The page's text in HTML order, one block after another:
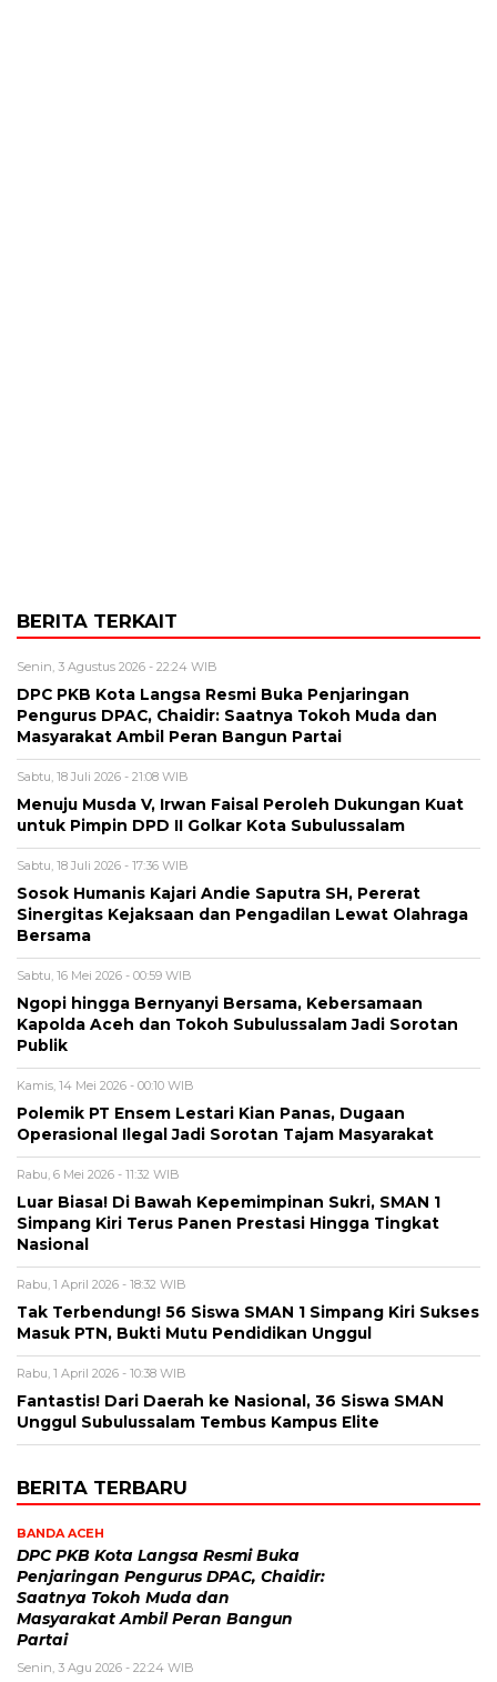
BERITA TERKAIT
Senin, 3 Agustus 2026 - 22:24 WIB
DPC PKB Kota Langsa Resmi Buka Penjaringan
Pengurus DPAC, Chaidir: Saatnya Tokoh Muda dan
Masyarakat Ambil Peran Bangun Partai
Sabtu, 18 Juli 2026 - 21:08 WIB
Menuju Musda V, Irwan Faisal Peroleh Dukungan Kuat
untuk Pimpin DPD II Golkar Kota Subulussalam
Sabtu, 18 Juli 2026 - 17:36 WIB
Sosok Humanis Kajari Andie Saputra SH, Pererat
Sinergitas Kejaksaan dan Pengadilan Lewat Olahraga
Bersama
Sabtu, 16 Mei 2026 - 00:59 WIB
Ngopi hingga Bernyanyi Bersama, Kebersamaan
Kapolda Aceh dan Tokoh Subulussalam Jadi Sorotan
Publik
Kamis, 14 Mei 2026 - 00:10 WIB
Polemik PT Ensem Lestari Kian Panas, Dugaan
Operasional Ilegal Jadi Sorotan Tajam Masyarakat
Rabu, 6 Mei 2026 - 11:32 WIB
Luar Biasa! Di Bawah Kepemimpinan Sukri, SMAN 1
Simpang Kiri Terus Panen Prestasi Hingga Tingkat
Nasional
Rabu, 1 April 2026 - 18:32 WIB
Tak Terbendung! 56 Siswa SMAN 1 Simpang Kiri Sukses
Masuk PTN, Bukti Mutu Pendidikan Unggul
Rabu, 1 April 2026 - 10:38 WIB
Fantastis! Dari Daerah ke Nasional, 36 Siswa SMAN
Unggul Subulussalam Tembus Kampus Elite
BERITA TERBARU
BANDA ACEH
DPC PKB Kota Langsa Resmi Buka
Penjaringan Pengurus DPAC, Chaidir:
Saatnya Tokoh Muda dan
Masyarakat Ambil Peran Bangun
Partai
Senin, 3 Agu 2026 - 22:24 WIB